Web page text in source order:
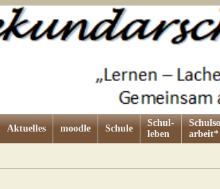
Aktuelles moodle Schule
Schul-
leben
arbeit*